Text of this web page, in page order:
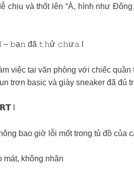
chịu và thốt lên “À, hình như
– 𝚋ạ𝚗 đã 𝚝𝚑ử 𝚌𝚑ư𝚊 l
việc tại văn phòng với chiếc
trơn basic và giày sneaker đã đủ
l
bao giờ lỗi mốt trong tủ đồ của
mát, không nhăn